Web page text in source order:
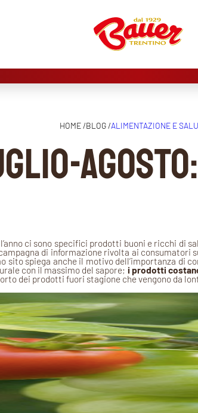
HOME /BLOG /ALIMENTAZIONE E
ci sono specifici prodotti buoni e ricchi di
di informazione rivolta ai
sito spiega anche il motivo dell’importanza di
con il massimo del sapore; i prodotti
dei prodotti fuori stagione che vengono da